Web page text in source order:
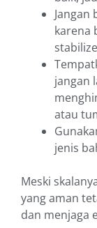
karena
jangan
atau
jenis
Meski
yang aman
dan menjaga